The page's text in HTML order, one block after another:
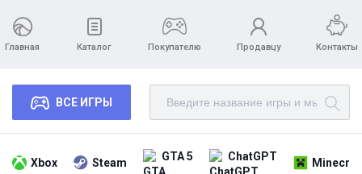
Главная Каталог Покупателю Продавцу Контакты
ВСЕ ИГРЫ
Xbox Steam GTA 5 ChatGPT